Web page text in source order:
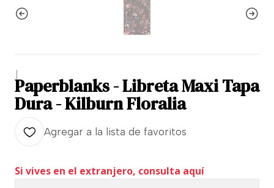
|
Paperblanks - Libreta Maxi Tapa
Dura - Kilburn Floralia
Agregar a la lista de favoritos
Si vives en el extranjero, consulta aquí